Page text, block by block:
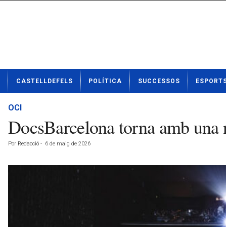
t
CASTELLDEFELS POLÍTICA SUCCESSOS
OCI
DocsBarcelona torna amb
Por Redacció - 6 de maig de 2026